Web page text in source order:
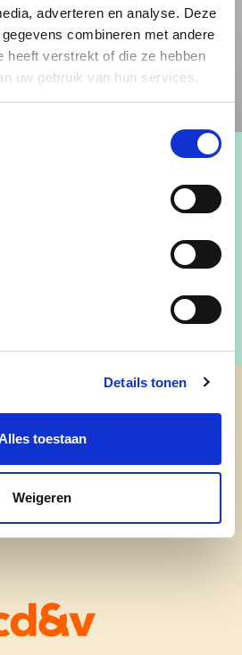
adverteren en analyse. Deze
combineren met andere
heeft verstrekt of die ze hebben
uw gebruik van hun services.
Details tonen
toestaan
Weigeren